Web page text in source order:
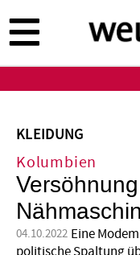
zum
Inhalt
KLEIDUNG
Kolumbien
04.10.2022 Eine